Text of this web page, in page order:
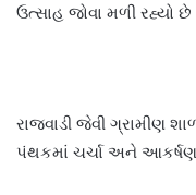
ઉત્સાહ જોવા મળી રહ્યો
રાજવાડી જેવી ગ્રામીણ
પંથકમાં ચર્ચા અને